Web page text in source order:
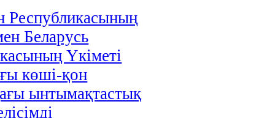
Республикасының
Беларусь
Үкіметі
көші-қон
ынтымақтастық